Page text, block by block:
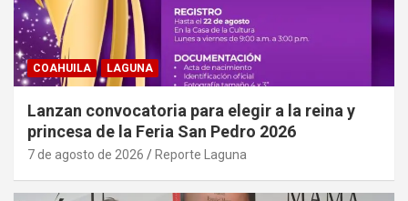
COAHUILA LAGUNA
Lanzan convocatoria para elegir a la reina y
princesa de la Feria San Pedro 2026
7 de agosto de 2026 Reporte Laguna